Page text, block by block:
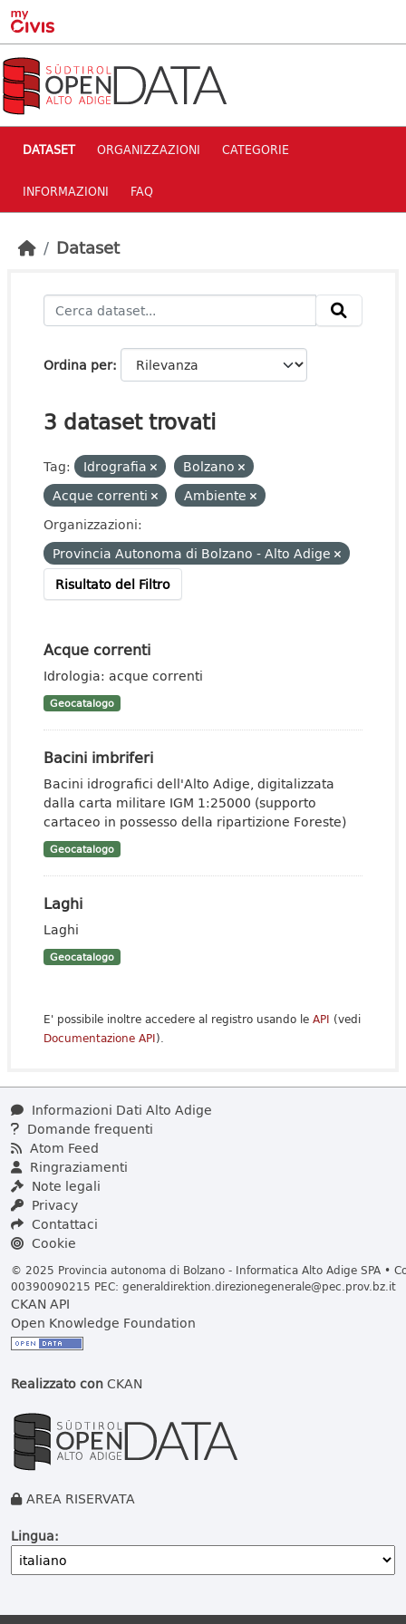
Skip to main content
DATASET ORGANIZZAZIONI CATEGORIE
INFORMAZIONI FAQ
Dataset
Ordina per
3 dataset trovati
Tag: Idrografia
Bolzano
Acque correnti
Ambiente
Organizzazioni:
Provincia Autonoma di Bolzano - Alto Adige
Risultato del Filtro
Acque correnti
Idrologia: acque correnti
Geocatalogo
Bacini imbriferi
Bacini idrografici dell'Alto Adige, digitalizzata
dalla carta militare IGM 1:25000 (supporto
cartaceo in possesso della ripartizione Foreste)
Geocatalogo
Laghi
Laghi
Geocatalogo
E' possibile inoltre accedere al registro usando le API (vedi
Documentazione API).
Informazioni Dati Alto Adige
Domande frequenti
Atom Feed
Ringraziamenti
Note legali
Privacy
Contattaci
Cookie
© 2025 Provincia autonoma di Bolzano - Informatica Alto Adige SPA •
00390090215 PEC: generaldirektion.direzionegenerale@pec.prov.bz.it
CKAN API
Open Knowledge Foundation
Realizzato conCKAN
AREA RISERVATA
Lingua